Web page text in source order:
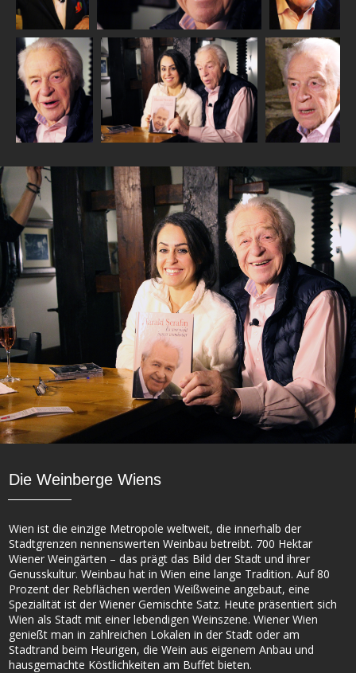
Die Weinberge Wiens
Wien ist die einzige Metropole weltweit, die innerhalb der
Stadtgrenzen nennenswerten Weinbau betreibt. 700 Hektar
Wiener Weingärten – das prägt das Bild der Stadt und ihrer
Genusskultur. Weinbau hat in Wien eine lange Tradition. Auf 80
Prozent der Rebflächen werden Weißweine angebaut, eine
Spezialität ist der Wiener Gemischte Satz. Heute präsentiert sich
Wien als Stadt mit einer lebendigen Weinszene. Wiener Wien
genießt man in zahlreichen Lokalen in der Stadt oder am
Stadtrand beim Heurigen, die Wein aus eigenem Anbau und
hausgemachte Köstlichkeiten am Buffet bieten.